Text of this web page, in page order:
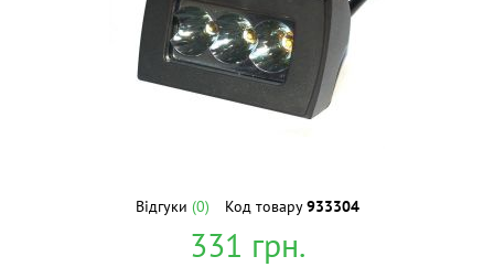
Відгуки (0) Код товару933304
331 грн.